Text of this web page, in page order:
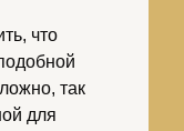
что
так
для